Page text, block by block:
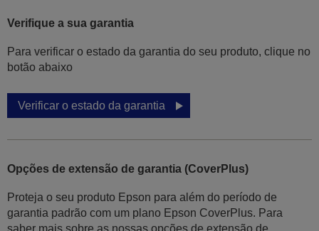
Verifique a sua garantia
Para verificar o estado da garantia do seu produto, clique no
botão abaixo
Verificar o estado da garantia
Opções de extensão de garantia (CoverPlus)
Proteja o seu produto Epson para além do período de
garantia padrão com um plano Epson CoverPlus. Para